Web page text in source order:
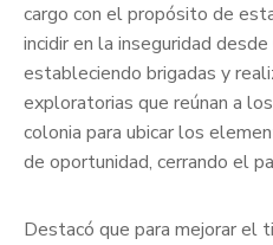
cargo con el propósito de
incidir en la inseguridad
estableciendo brigadas y
exploratorias que reúnan a
colonia para ubicar los
de oportunidad, cerrando el
Destacó que para mejorar el